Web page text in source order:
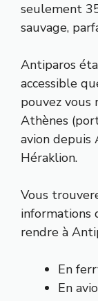
seulement
sauvage,
Antiparos
accessible
pouvez vous
Athènes
avion depuis
Héraklion.
Vous
informations
rendre à
En
En